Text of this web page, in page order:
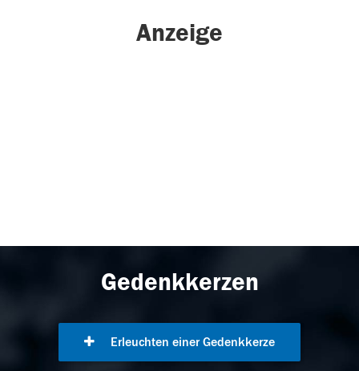
Anzeige
Gedenkkerzen
Erleuchten einer Gedenkkerze